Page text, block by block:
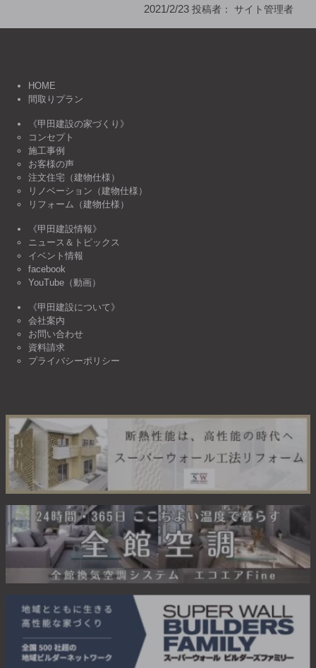
2021/2/23 投稿者： サイト管理者
HOME
間取りプラン
《甲田建設の家づくり》
コンセプト
施工事例
お客様の声
注文住宅（建物仕様）
リノベーション（建物仕様）
リフォーム（建物仕様）
《甲田建設情報》
ニュース＆トピックス
イベント情報
facebook
YouTube（動画）
《甲田建設について》
会社案内
お問い合わせ
資料請求
プライバシーポリシー